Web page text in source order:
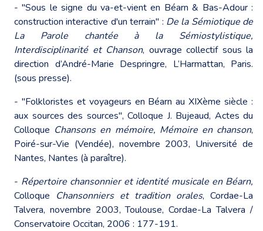
- "Sous le signe du va-et-vient en Béarn & Bas-Adour :
construction interactive d'un terrain" : De la Sémiotique de
La Parole chantée à la Sémiostylistique,
Interdisciplinarité et Chanson, ouvrage collectif sous la
direction d’André-Marie Despringre, L’Harmattan, Paris.
(sous presse).
- "Folkloristes et voyageurs en Béarn au XIXème siècle :
aux sources des sources", Colloque J. Bujeaud, Actes du
Colloque Chansons en mémoire, Mémoire en chanson,
Poiré-sur-Vie (Vendée), novembre 2003, Université de
Nantes, Nantes (à paraître).
- Répertoire chansonnier et identité musicale en Béarn,
Colloque Chansonniers et tradition orales, Cordae-La
Talvera, novembre 2003, Toulouse, Cordae-La Talvera /
Conservatoire Occitan, 2006 : 177-191.